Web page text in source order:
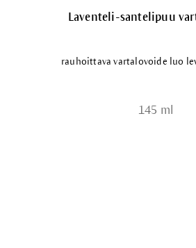
Laventeli-santelipuu
rauhoittava vartalovoide luo
145 ml